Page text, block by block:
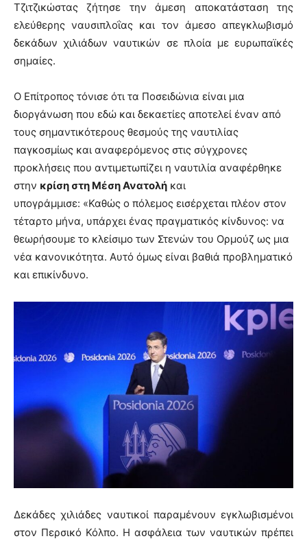
Τζιτζικώστας ζήτησε την άμεση αποκατάσταση της
ελεύθερης ναυσιπλοΐας και τον άμεσο απεγκλωβισμό
δεκάδων χιλιάδων ναυτικών σε πλοία με ευρωπαϊκές
σημαίες.
Ο Επίτροπος τόνισε ότι τα Ποσειδώνια είναι μια
διοργάνωση που εδώ και δεκαετίες αποτελεί έναν από
τους σημαντικότερους θεσμούς της ναυτιλίας
παγκοσμίως και αναφερόμενος στις σύγχρονες
προκλήσεις που αντιμετωπίζει η ναυτιλία αναφέρθηκε
στην κρίση στη Μέση Ανατολή και
υπογράμμισε: «Καθώς ο πόλεμος εισέρχεται πλέον στον
τέταρτο μήνα, υπάρχει ένας πραγματικός κίνδυνος: να
θεωρήσουμε το κλείσιμο των Στενών του Ορμούζ ως μια
νέα κανονικότητα. Αυτό όμως είναι βαθιά προβληματικό
και επικίνδυνο.
Δεκάδες χιλιάδες ναυτικοί παραμένουν εγκλωβισμένοι
στον Περσικό Κόλπο. Η ασφάλεια των ναυτικών πρέπει